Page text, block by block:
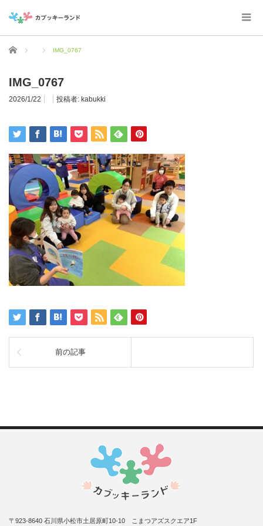
ホーム IMG_0767
IMG_0767
2026/1/22 投稿者: kabukki
前の記事
〒923-8640 石川県小松市土居原町10-10 こまつアズスクエア1F